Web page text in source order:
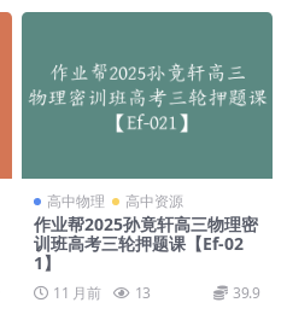
高中物理 高中资源
作业帮2025孙竟轩高三物理密
训班高考三轮押题课【Ef-02
1】
11 月前 13 39.9